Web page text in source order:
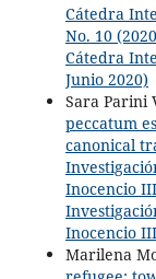
Cátedra
No. 10
Cátedra
Junio 2020)
Sara Parini
peccatum
canonical
Inocencio
Inocencio
Marilena